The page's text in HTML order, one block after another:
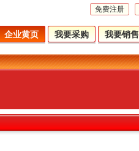
免费注册
企业黄页 我要采购 我要销售